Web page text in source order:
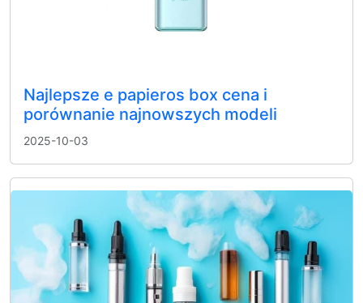
Najlepsze e papieros box cena i
porównanie najnowszych modeli
2025-10-03